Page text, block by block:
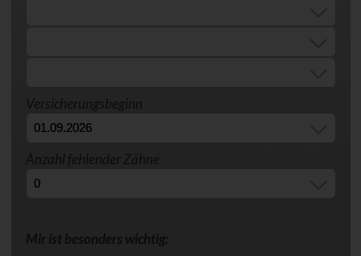
Versicherungsbeginn
Anzahl fehlender Zähne
Mir ist besonders wichtig: